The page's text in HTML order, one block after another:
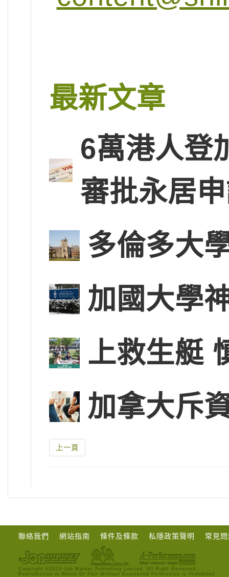
最新文章
6萬港人登
審批永居
多倫多大
加國大學
上救生艇
加拿大斥
上一頁
聯絡我們 網站指南 條件及條款 私隱政策聲明 常見
Copyright ©2013 Job Market Publishing Limited. All Right Reserved.
Reproduction in Whole Or Part Without Expressed Permission is Prohibited.